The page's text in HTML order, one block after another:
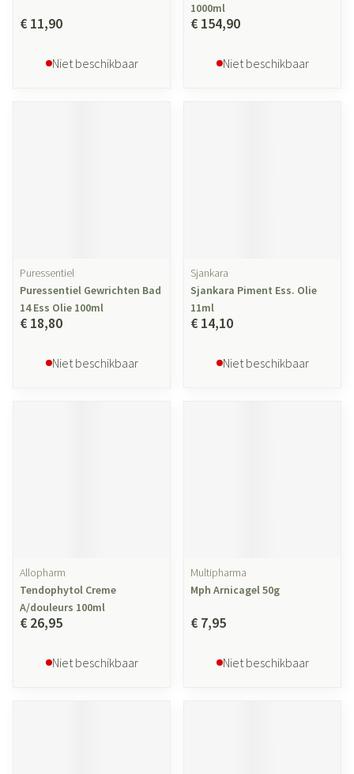
€ 11,90
Niet beschikbaar
1000ml
€ 154,90
Niet beschikbaar
Puressentiel
Puressentiel Gewrichten Bad
14 Ess Olie 100ml
€ 18,80
Niet beschikbaar
Sjankara
Sjankara Piment Ess. Olie
11ml
€ 14,10
Niet beschikbaar
Allopharm
Tendophytol Creme
A/douleurs 100ml
€ 26,95
Niet beschikbaar
Multipharma
Mph Arnicagel 50g
€ 7,95
Niet beschikbaar